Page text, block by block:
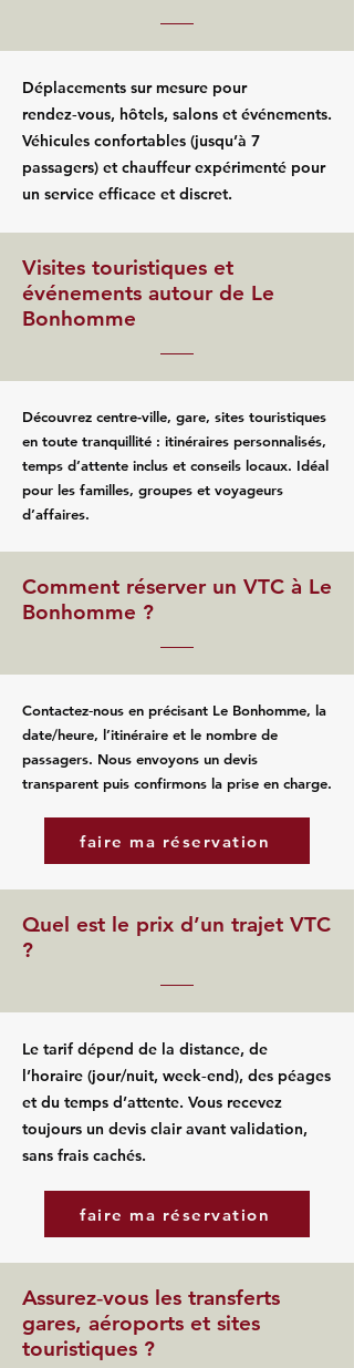
Déplacements sur mesure pour
rendez‑vous, hôtels, salons et événements.
Véhicules confortables (jusqu’à 7
passagers) et chauffeur expérimenté pour
un service efficace et discret.
Visites touristiques et
événements autour de Le
Bonhomme
Découvrez centre-ville, gare, sites touristiques
en toute tranquillité : itinéraires personnalisés,
temps d’attente inclus et conseils locaux. Idéal
pour les familles, groupes et voyageurs
d’affaires.
Comment réserver un VTC à Le
Bonhomme ?
Contactez‑nous en précisant Le Bonhomme, la
date/heure, l’itinéraire et le nombre de
passagers. Nous envoyons un devis
transparent puis confirmons la prise en charge.
faire ma réservation
Quel est le prix d’un trajet VTC
?
Le tarif dépend de la distance, de
l’horaire (jour/nuit, week‑end), des péages
et du temps d’attente. Vous recevez
toujours un devis clair avant validation,
sans frais cachés.
faire ma réservation
Assurez‑vous les transferts
gares, aéroports et sites
touristiques ?